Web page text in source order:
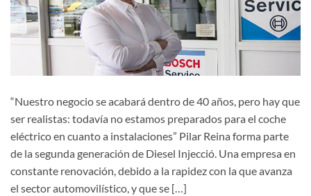
“Nuestro negocio se acabará dentro de 40 años, pero hay que
ser realistas: todavía no estamos preparados para el coche
eléctrico en cuanto a instalaciones” Pilar Reina forma parte
de la segunda generación de Diesel Injecció. Una empresa en
constante renovación, debido a la rapidez con la que avanza
el sector automovilístico, y que se […]